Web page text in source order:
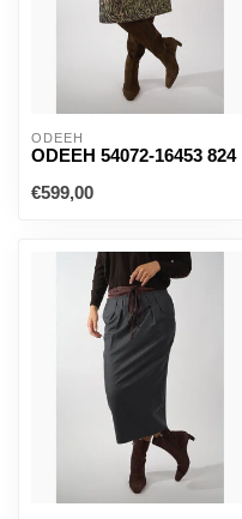
ODEEH
ODEEH 54072-16453 824
€599,00